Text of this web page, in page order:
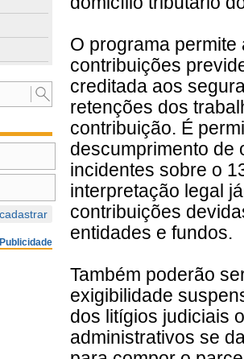
Publicidade
O programa
contribuições
creditada aos
retenções dos
contribuição. É
descumprimento de
incidentes sobre o
interpretação legal
contribuições
entidades e fundos.
Também poderão
exigibilidade
dos litígios judiciais
administrativos se